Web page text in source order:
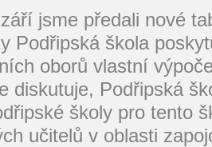
jsme předali nové
Podřipská škola
oborů vlastní
diskutuje, Podřipská
školy pro tento
učitelů v oblasti